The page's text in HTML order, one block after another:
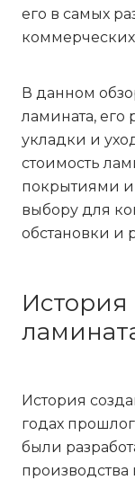
его в самых
В данном
ламината, его
укладки и
стоимость
покрытиями
выбору для
обстановки и
История
годах
были